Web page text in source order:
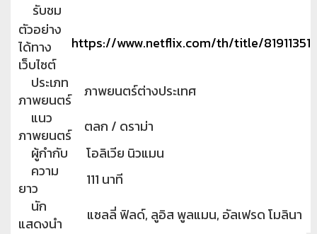
รับชม
ตัวอย่าง
ได้ทาง
เว็บไซต์
https://www.netflix.com/th/title/81911351
ประเภท
ภาพยนตร์
ภาพยนตร์ต่างประเทศ
แนว
ภาพยนตร์
ตลก / ดราม่า
ผู้กำกับ
โอลิเวีย นิวแมน
ความ
ยาว
111 นาที
นัก
แสดงนำ
แซลลี่ ฟิลด์, ลูอิส พูลแมน, อัลเฟรด โมลินา